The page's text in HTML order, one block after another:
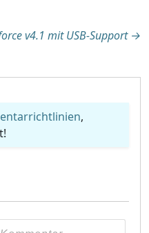
v4.1 mit USB-Support →
,